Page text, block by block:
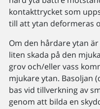
kontakttrycket som
till att ytan deformeras
Om den hårdare ytan
liten skada på den
grov och/eller vass
mjukare ytan. Basoljan
bas vid tillverkning av
genom att bilda en